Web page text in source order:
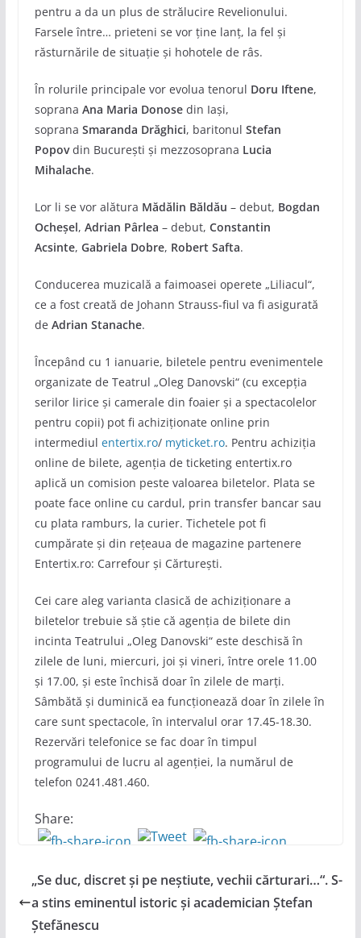
pentru a da un plus de strălucire Revelionului.
Farsele între… prieteni se vor ține lanț, la fel și
răsturnările de situație și hohotele de râs.
În rolurile principale vor evolua tenorul Doru Iftene,
soprana Ana Maria Donosedin Iaşi,
soprana Smaranda Drăghici, baritonul Stefan
Popovdin Bucureşti și mezzosoprana Lucia
Mihalache.
Lor li se vor alătura Mădălin Băldău – debut, Bogdan
Ocheşel, Adrian Pârlea – debut, Constantin
Acsinte, Gabriela Dobre, Robert Safta.
Conducerea muzicală a faimoasei operete „Liliacul“,
ce a fost creată de Johann Strauss-fiul va fi asigurată
de Adrian Stanache.
Începând cu 1 ianuarie, biletele pentru evenimentele
organizate de Teatrul „Oleg Danovski“ (cu excepția
serilor lirice și camerale din foaier și a spectacolelor
pentru copii) pot fi achiziționate online prin
intermediul entertix.ro/ myticket.ro. Pentru achiziția
online de bilete, agenția de ticketing entertix.ro
aplică un comision peste valoarea biletelor. Plata se
poate face online cu cardul, prin transfer bancar sau
cu plata ramburs, la curier. Tichetele pot fi
cumpărate și din rețeaua de magazine partenere
Entertix.ro: Carrefour și Cărturești.
Cei care aleg varianta clasică de achiziționare a
biletelor trebuie să știe că agenția de bilete din
incinta Teatrului „Oleg Danovski“ este deschisă în
zilele de luni, miercuri, joi și vineri, între orele 11.00
și 17.00, și este închisă doar în zilele de marți.
Sâmbătă și duminică ea funcționează doar în zilele în
care sunt spectacole, în intervalul orar 17.45-18.30.
Rezervări telefonice se fac doar în timpul
programului de lucru al agenției, la numărul de
telefon 0241.481.460.
Share:
„Se duc, discret şi pe neştiute, vechii cărturari…“. S-
a stins eminentul istoric și academician Ştefan
Ştefănescu